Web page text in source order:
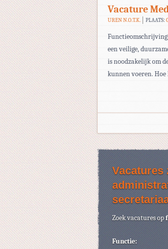
Vacature
UREN N.O.T.K. PLAATS:
Functieomschrijving
een veilige,
is noodzakelijk om
kunnen voeren.
Vacatures
Zoek vacatures op
Functie: